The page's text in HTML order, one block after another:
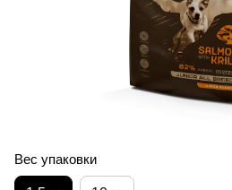
Вес упаковки